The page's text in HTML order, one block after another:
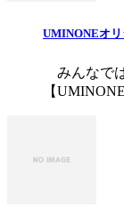
UMINONEオ
みんなで
【